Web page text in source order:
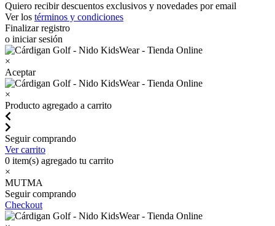
Quiero recibir descuentos exclusivos y novedades por email
Ver los términos y condiciones
Finalizar registro
o iniciar sesión
×
Aceptar
×
Producto agregado a carrito
Seguir comprando
Ver carrito
0 item(s) agregado tu carrito
×
MUTMA
Seguir comprando
Checkout